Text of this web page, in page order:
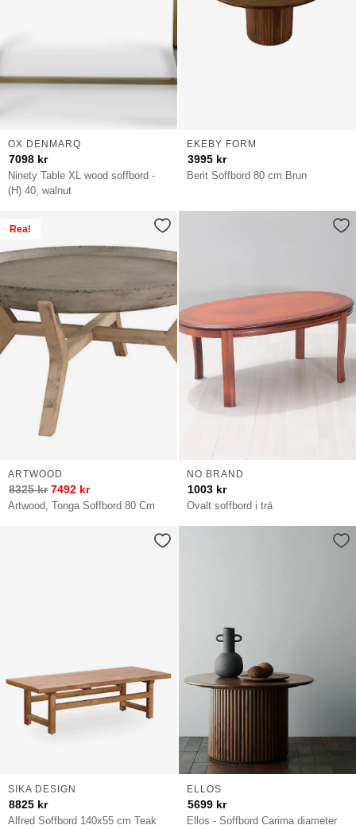
Ninety Table XL wood soffbord -
(H) 40, walnut
OX DENMARQ
7098 kr
Berit Soffbord 80 cm Brun
EKEBY FORM
3995 kr
Rea!
Artwood, Tonga Soffbord 80 Cm
ARTWOOD
8325kr 7492 kr
Ovalt soffbord i trä
NO BRAND
1003 kr
Alfred Soffbord 140x55 cm Teak
SIKA DESIGN
8825 kr
Ellos - Soffbord Carima diameter
ELLOS
5699 kr